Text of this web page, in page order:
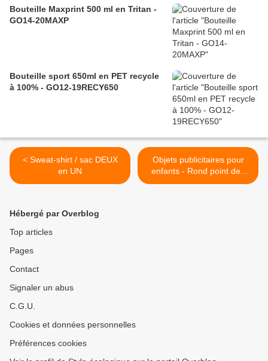
Bouteille Maxprint 500 ml en Tritan -
GO14-20MAXP
Bouteille sport 650ml en PET recycle
à 100% - GO12-19RECY650
< Sweat-shirt / sac DEUX
en UN
Objets publicitaires pour
enfants - Rond point des
mioches >
Hébergé par Overblog
Top articles
Pages
Contact
Signaler un abus
C.G.U.
Cookies et données personnelles
Préférences cookies